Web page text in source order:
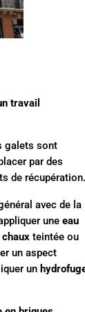
travail
galets sont
par des
de
avec de la
uneeau
chaux teintée ou
un aspect
un